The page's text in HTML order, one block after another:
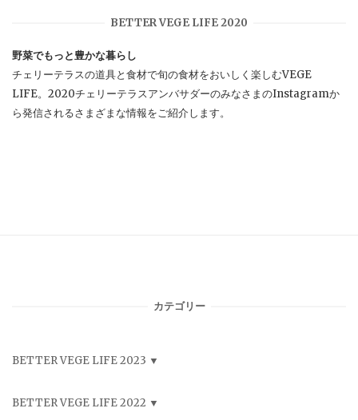
BETTER VEGE LIFE 2020
野菜でもっと豊かな暮らし
チェリーテラスの道具と食材で旬の食材をおいしく楽しむVEGE
LIFE。2020チェリーテラスアンバサダーのみなさまのInstagramか
ら発信されるさまざまな情報をご紹介します。
カテゴリー
BETTER VEGE LIFE 2023
BETTER VEGE LIFE 2022